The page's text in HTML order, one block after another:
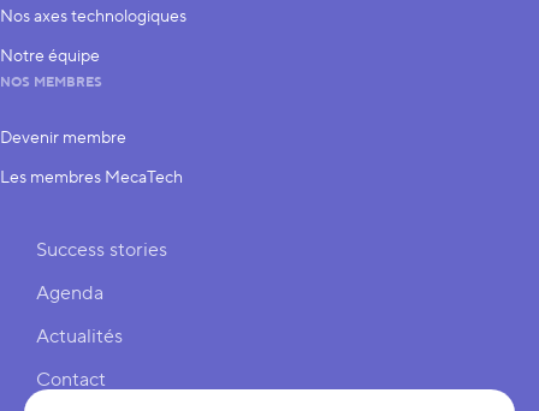
Nos axes technologiques
Notre équipe
NOS MEMBRES
Devenir membre
Les membres MecaTech
Liens rapides
Success stories
Agenda
Actualités
Contact